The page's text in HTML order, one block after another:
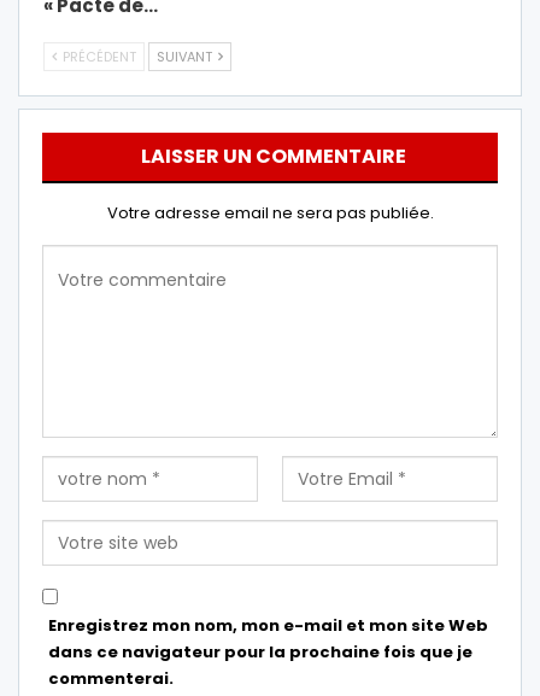
« Pacte de…
PRÉCÉDENT SUIVANT
LAISSER UN COMMENTAIRE
Votre adresse email ne sera pas publiée.
Enregistrez mon nom, mon e-mail et mon site Web
dans ce navigateur pour la prochaine fois que je
commenterai.